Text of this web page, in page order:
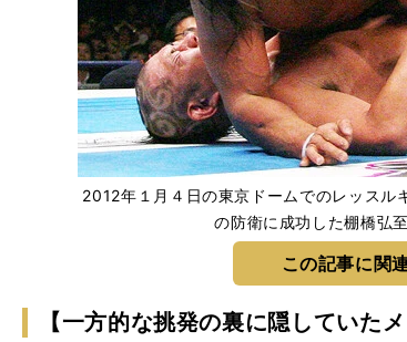
2012年１月４日の東京ドームでのレッスル
の防衛に成功した棚橋
この記事に関
【一方的な挑発の裏に隠していたメ